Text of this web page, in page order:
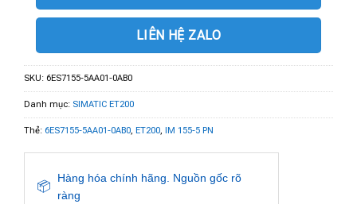
LIÊN HỆ ZALO
SKU: 6ES7155-5AA01-0AB0
Danh mục: SIMATIC ET200
Thẻ: 6ES7155-5AA01-0AB0, ET200, IM 155-5 PN
📦
Hàng hóa chính hãng. Nguồn gốc rõ
ràng